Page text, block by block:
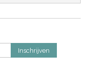
Inschrijven